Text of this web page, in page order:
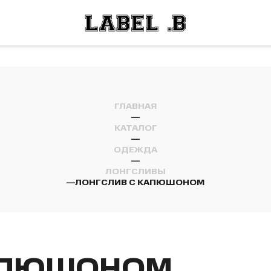
ГЛАВНАЯ
—
КАТАЛОГ
—
ОДЕЖДА
—
ЛОНГСЛИВЫ
—ЛОНГСЛИВ С КАПЮШОНОМ